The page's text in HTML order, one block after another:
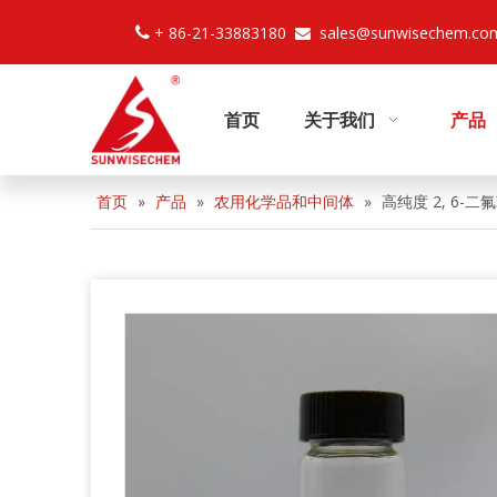
 + 86-21-33883180 
首页 关于我们 产品
首页 » 产品 » 农用化学品和中间体 » 高纯度 2, 6-二